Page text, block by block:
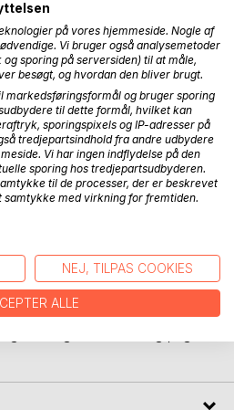
og andre seriøse -
et værktøj der kan meget mere
og at gøre det umulige muligt
alt andet end noget seriøst, for
til en masse underholdning
Man skal nok
og måske nok lidt
når det er på plads, er der
lige ved hånden. Formålet er
hæfter - at tænke alternativt,
på vores hjemmeside. Nogle af
Vi bruger også analysemetoder
sporing på serversiden) til at måle,
besøgt, og hvordan den bliver brugt.
markedsføringsformål og bruger sporing
til dette formål, hvilket kan
sporingspixels og IP-adresser på
tredjepartsindhold fra andre udbydere
Vi har ingen indflydelse på den
sporing hos tredjepartsudbyderen.
til de processer, der er beskrevet
samtykke med virkning for fremtiden.
NEJ, TILPAS COOKIES
ALLE